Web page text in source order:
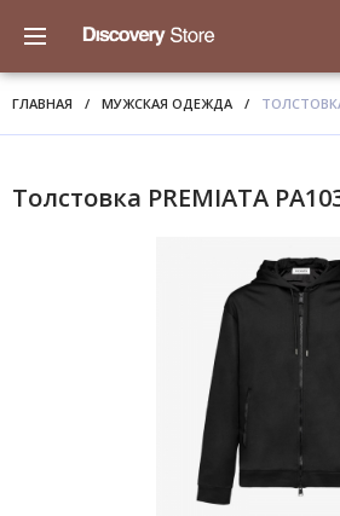
ГЛАВНАЯ / МУЖСКАЯ ОДЕЖДА / ТОЛСТОВКА
Толстовка PREMIATA